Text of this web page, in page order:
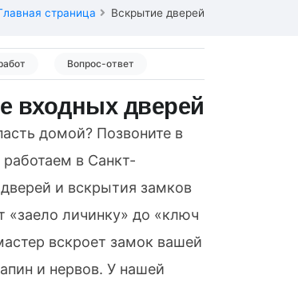
страница Вскрытие дверей
Вопрос-ответ
входных дверей
домой? Позвоните в
в Санкт-
и вскрытия замков
личинку» до «ключ
вскроет замок вашей
и нервов. У нашей